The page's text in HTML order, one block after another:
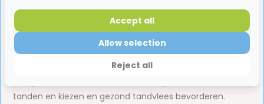
vorming van zwavelgassen wordt voorkomen. Wat je
zeker niet in de mondspoelmiddelen terugvindt? Alcohol.
En dat is maar goed ook, want alcohol droogt de mond
uit en kan een slechte adem verergeren. Wat je er wél in
tanden en kiezen en gezond tandvlees bevorderen.
Reject all
Allow selection
Accept all